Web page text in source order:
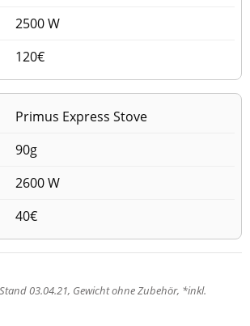
2500 W
120€
Primus Express Stove
90g
2600 W
40€
03.04.21, Gewicht ohne Zubehör, *inkl.